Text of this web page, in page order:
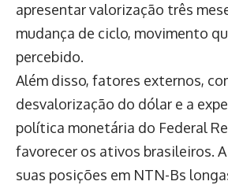
apresentar valorização três
mudança de ciclo, movimento
percebido.
Além disso, fatores externos,
desvalorização do dólar e a
política monetária do Federal
favorecer os ativos brasileiros.
suas posições em NTN-Bs